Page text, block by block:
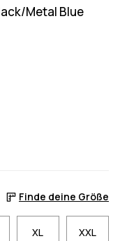
Metal Blue
Finde deine Größe
Klicke, um
XL XXL